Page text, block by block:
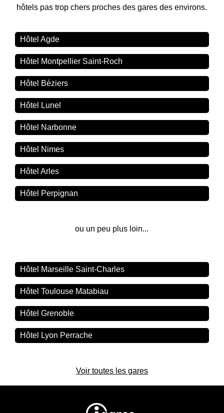
hôtels pas trop chers proches des gares des environs.
Hôtel Agde
Hôtel Montpellier Saint-Roch
Hôtel Béziers
Hôtel Lunel
Hôtel Narbonne
Hôtel Nimes
Hôtel Arles
Hôtel Perpignan
ou un peu plus loin...
Hôtel Marseille Saint-Charles
Hôtel Toulouse Matabiau
Hôtel Grenoble
Hôtel Lyon Perrache
Voir toutes les gares